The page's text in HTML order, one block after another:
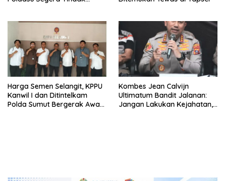
Harga Semen Selangit, KPPU
Kanwil I dan Ditintelkam
Polda Sumut Bergerak Awasi
Kombes Jean Calvijn
Ultimatum Bandit Jalanan:
Jangan Lakukan Kejahatan,